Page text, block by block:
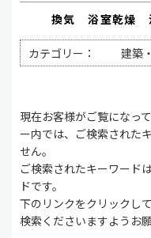
換気 浴室乾燥
カテゴリー： 建築
現在お客様がご覧になっ
ー内では、ご検索された
せん。
ご検索されたキーワード
ドです。
下のリンクをクリックし
検索くださいますようお